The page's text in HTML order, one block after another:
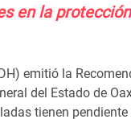
en la
emitió la
del Estado de
tienen